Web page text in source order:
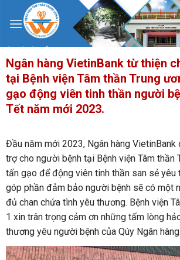
content
Ngân hàng VietinBank từ thiện
tại Bệnh viện Tâm thần Trung
gạo động viên tinh thần người
Tết năm mới 2023.
Đầu năm mới 2023, Ngân hàng VietinBank
trợ cho người bệnh tại Bệnh viện Tâm thần
tấn gạo để động viên tinh thần san sẻ yêu
góp phần đảm bảo người bệnh sẽ có một
đủ chan chứa tình yêu thương. Bệnh viện
1 xin trân trọng cảm ơn những tấm lòng
thương yêu người bệnh của Qúy Ngân hàng.